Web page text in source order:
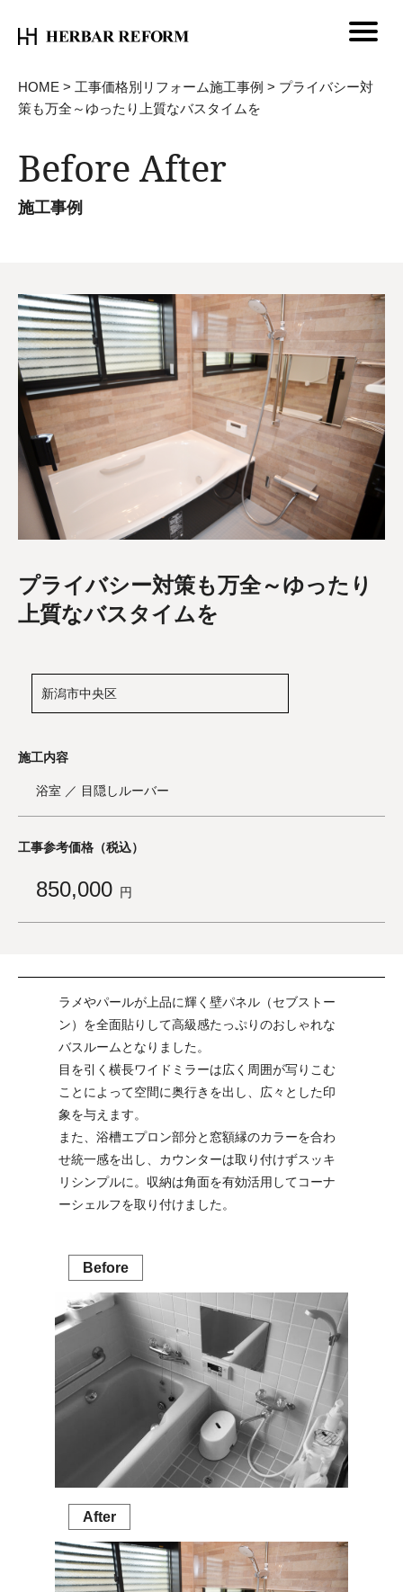
HOME > 工事価格別リフォーム施工事例 > プライバシー対
策も万全～ゆったり上質なバスタイムを
Before After
施工事例
プライバシー対策も万全～ゆったり
上質なバスタイムを
新潟市中央区
施工内容
浴室 ／ 目隠しルーバー
工事参考価格（税込）
850,000 円
ラメやパールが上品に輝く壁パネル（セブストー
ン）を全面貼りして高級感たっぷりのおしゃれな
バスルームとなりました。
目を引く横長ワイドミラーは広く周囲が写りこむ
ことによって空間に奥行きを出し、広々とした印
象を与えます。
また、浴槽エプロン部分と窓額縁のカラーを合わ
せ統一感を出し、カウンターは取り付けずスッキ
リシンプルに。収納は角面を有効活用してコーナ
ーシェルフを取り付けました。
Before
After